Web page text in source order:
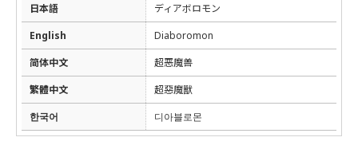
日本語
ディアボロモン
English
Diaboromon
简体中文
超恶魔兽
繁體中文
超惡魔獸
한국어
디아블로몬